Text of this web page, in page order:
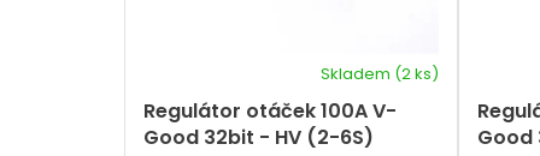
Regulátor otáček 100A V-
Good 32bit - HV (2-6S)
Skladem (2 ks)
Good